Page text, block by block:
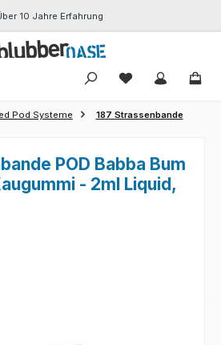
10 Jahre Erfahrung
Du hast 0
Pod Systeme 187 Strassenbande
POD Babba Bum
- 2ml Liquid,